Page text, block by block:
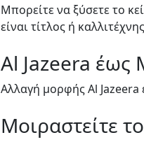
Μπορείτε να ξύσετε το
είναι τίτλος ή
Al Jazeera έως
Αλλαγή μορφής Al Jazeera
Μοιραστείτε